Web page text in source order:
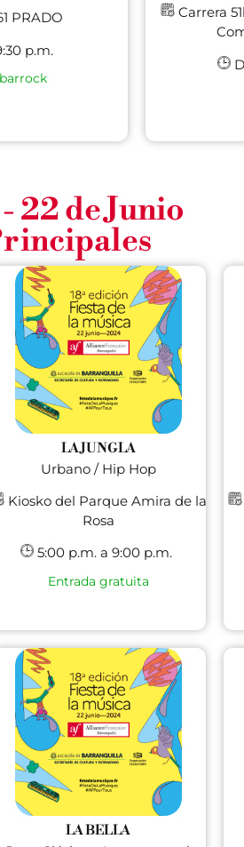
PRADO
p.m.
Carrera
22 de Junio
LA JUNGLA
Urbano / Hip Hop
Kiosko del Parque Amira de la
Rosa
5:00 p.m. a 9:00 p.m.
Entrada gratuita
LA BELLA